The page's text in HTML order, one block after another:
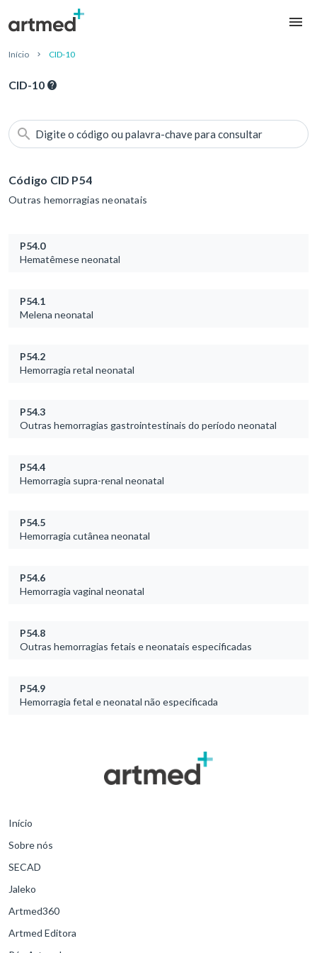
Início CID-10
CID-10
Digite o código ou palavra-chave para consultar
Código CID P54
Outras hemorragias neonatais
P54.0
Hematêmese neonatal
P54.1
Melena neonatal
P54.2
Hemorragia retal neonatal
P54.3
Outras hemorragias gastrointestinais do período neonatal
P54.4
Hemorragia supra-renal neonatal
P54.5
Hemorragia cutânea neonatal
P54.6
Hemorragia vaginal neonatal
P54.8
Outras hemorragias fetais e neonatais especificadas
P54.9
Hemorragia fetal e neonatal não especificada
Início
Sobre nós
SECAD
Jaleko
Artmed360
Artmed Editora